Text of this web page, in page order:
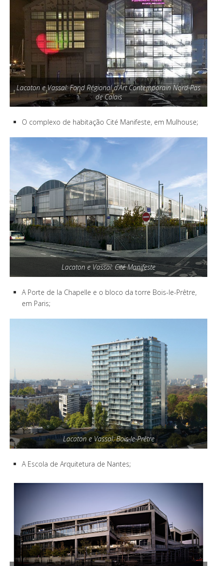
Lacaton e Vassal: Fond Régional d’Art Contemporain Nord-Pas
de Calais
O complexo de habitação Cité Manifeste, em Mulhouse;
Lacaton e Vassal: Cité Manifeste
A Porte de la Chapelle e o bloco da torre Bois-le-Prêtre,
em Paris;
Lacaton e Vassal: Bois-le-Prêtre
A Escola de Arquitetura de Nantes;